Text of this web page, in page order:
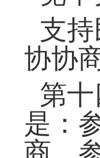
府
院
党
支
协协